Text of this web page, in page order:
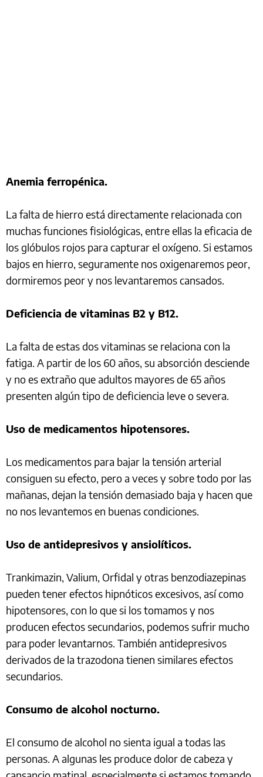
Anemia ferropénica.
La falta de hierro está directamente relacionada con
muchas funciones fisiológicas, entre ellas la eficacia de
los glóbulos rojos para capturar el oxígeno. Si estamos
bajos en hierro, seguramente nos oxigenaremos peor,
dormiremos peor y nos levantaremos cansados.
Deficiencia de vitaminas B2 y B12.
La falta de estas dos vitaminas se relaciona con la
fatiga. A partir de los 60 años, su absorción desciende
y no es extraño que adultos mayores de 65 años
presenten algún tipo de deficiencia leve o severa.
Uso de medicamentos hipotensores.
Los medicamentos para bajar la tensión arterial
consiguen su efecto, pero a veces y sobre todo por las
mañanas, dejan la tensión demasiado baja y hacen que
no nos levantemos en buenas condiciones.
Uso de antidepresivos y ansiolíticos.
Trankimazin, Valium, Orfidal y otras benzodiazepinas
pueden tener efectos hipnóticos excesivos, así como
hipotensores, con lo que si los tomamos y nos
producen efectos secundarios, podemos sufrir mucho
para poder levantarnos. También antidepresivos
derivados de la trazodona tienen similares efectos
secundarios.
Consumo de alcohol nocturno.
El consumo de alcohol no sienta igual a todas las
personas. A algunas les produce dolor de cabeza y